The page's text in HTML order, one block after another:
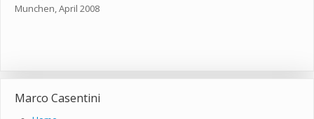
Munchen, April 2008
Marco Casentini